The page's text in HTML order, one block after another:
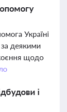
Україні
деякими
щодо
і